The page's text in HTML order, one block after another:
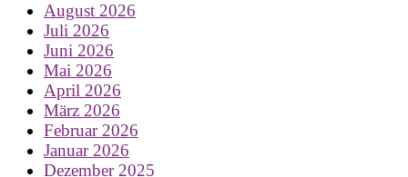
August 2026
Juli 2026
Juni 2026
Mai 2026
April 2026
März 2026
Februar 2026
Januar 2026
Dezember 2025